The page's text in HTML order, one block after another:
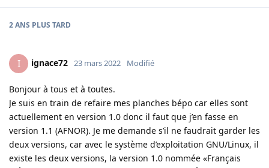
2 ANS PLUS TARD
I ignace72 23 mars 2022 Modifié
Bonjour à tous et à toutes.
Je suis en train de refaire mes planches bépo car elles sont
actuellement en version 1.0 donc il faut que j’en fasse en
version 1.1 (AFNOR). Je me demande s’il ne faudrait garder les
deux versions, car avec le système d’exploitation GNU/Linux, il
existe les deux versions, la version 1.0 nommée «Français